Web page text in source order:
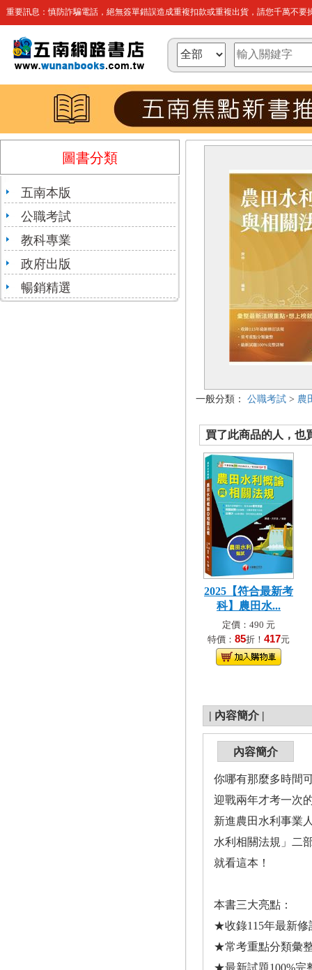
重要訊息：慎防詐騙電話，絕無簽單錯誤造成重複扣款或重複出貨，請您千萬不要
圖書分類
五南本版
公職考試
教科專業
政府出版
暢銷精選
一般分類： 公職考試 > 農
買了此商品的人，也
2025【符合最新考
科】農田水...
定價：490 元
特價： 85折！ 417元
| 內容簡介 |
內容簡介
你哪有那麼多時間
迎戰兩年才考一次
新進農田水利事業
水利相關法規」二
就看這本！
本書三大亮點：
★收錄115年最新修
★常考重點分類彙
★最新試題100%完